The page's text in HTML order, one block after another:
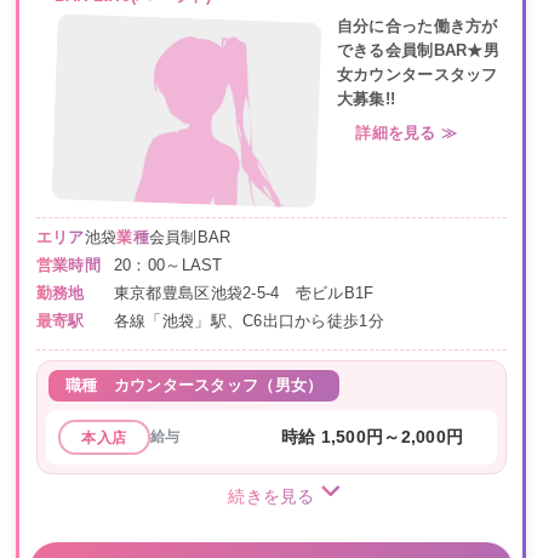
自分に合った働き方が
できる会員制BAR★男
女カウンタースタッフ
大募集!!
詳細を見る ≫
エリア池袋業種会員制BAR
営業時間
20：00～LAST
勤務地
東京都豊島区池袋2-5-4 壱ビルB1F
最寄駅
各線「池袋」駅、C6出口から徒歩1分
職種 カウンタースタッフ（男女）
本入店 給与 時給 1,500円～2,000円
続きを見る